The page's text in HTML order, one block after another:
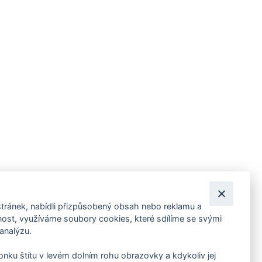
pozvánky na kulturní a sportovní akce?
nabídli přizpůsobený obsah nebo reklamu a
využíváme soubory cookies, které sdílíme se svými
štítu v levém dolním rohu obrazovky a kdykoliv jej